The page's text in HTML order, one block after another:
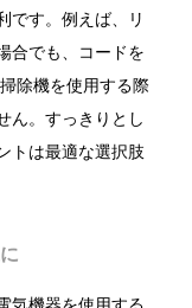
です。例えば、リ
合でも、コードを
除機を使用する際
ん。すっきりとし
トは最適な選択肢